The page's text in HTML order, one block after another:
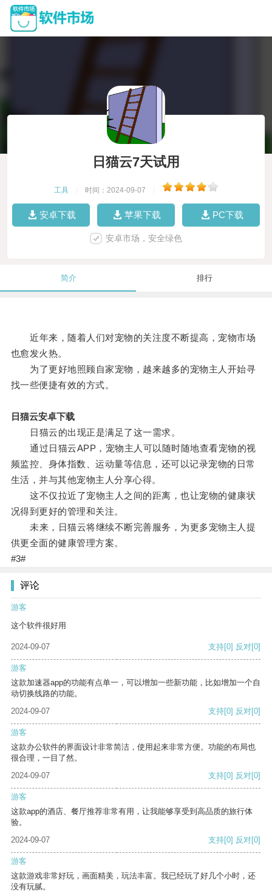
日猫云7天试用
工具 时间：2024-09-07
安卓下载 苹果下载 PC下载
安卓市场，安全绿色
简介 排行
近年来，随着人们对宠物的关注度不断提高，宠物市场
也愈发火热。
为了更好地照顾自家宠物，越来越多的宠物主人开始寻
找一些便捷有效的方式。
日猫云安卓下载
日猫云的出现正是满足了这一需求。
通过日猫云APP，宠物主人可以随时随地查看宠物的视
频监控、身体指数、运动量等信息，还可以记录宠物的日常
生活，并与其他宠物主人分享心得。
这不仅拉近了宠物主人之间的距离，也让宠物的健康状
况得到更好的管理和关注。
未来，日猫云将继续不断完善服务，为更多宠物主人提
供更全面的健康管理方案。
#3#
评论
游客
这个软件很好用
2024-09-07 支持[0] 反对[0]
游客
这款加速器app的功能有点单一，可以增加一些新功能，比如增加一个自
动切换线路的功能。
2024-09-07
支持[0] 反对[0]
游客
这款办公软件的界面设计非常简洁，使用起来非常方便。功能的布局也
很合理，一目了然。
2024-09-07
支持[0] 反对[0]
游客
这款app的酒店、餐厅推荐非常有用，让我能够享受到高品质的旅行体
验。
2024-09-07
支持[0] 反对[0]
游客
这款游戏非常好玩，画面精美，玩法丰富。我已经玩了好几个小时，还
没有玩腻。